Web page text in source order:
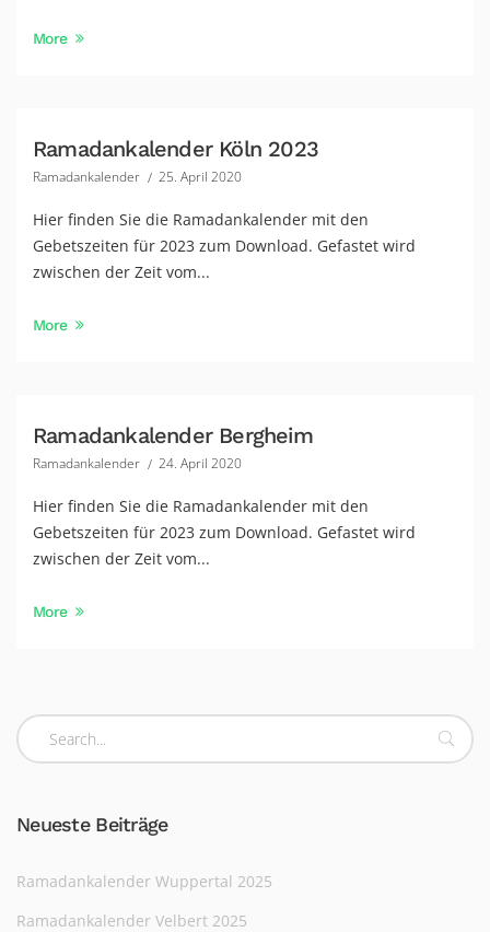
More
Ramadankalender Köln 2023
Ramadankalender 25. April 2020
Hier finden Sie die Ramadankalender mit den
Gebetszeiten für 2023 zum Download. Gefastet wird
zwischen der Zeit vom...
More
Ramadankalender Bergheim
Ramadankalender 24. April 2020
Hier finden Sie die Ramadankalender mit den
Gebetszeiten für 2023 zum Download. Gefastet wird
zwischen der Zeit vom...
More
Neueste Beiträge
Ramadankalender Wuppertal 2025
Ramadankalender Velbert 2025